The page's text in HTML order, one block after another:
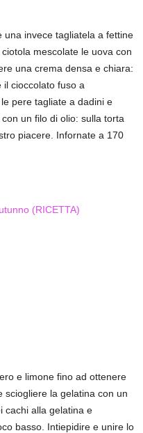
una invece tagliatela a fettine
mescolate le uova con
una crema densa e chiara:
cioccolato fuso a
pere tagliate a dadini e
un filo di olio: sulla torta
piacere. Infornate a 170
e limone fino ad ottenere
sciogliere la gelatina con un
cachi alla gelatina e
basso. Intiepidire e unire lo